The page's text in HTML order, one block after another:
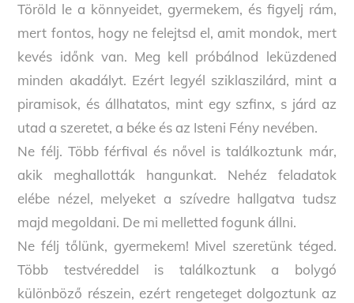
Töröld le a könnyeidet, gyermekem, és figyelj rám,
mert fontos, hogy ne felejtsd el, amit mondok, mert
kevés időnk van. Meg kell próbálnod leküzdened
minden akadályt. Ezért legyél sziklaszilárd, mint a
piramisok, és állhatatos, mint egy szfinx, s járd az
utad a szeretet, a béke és az Isteni Fény nevében.
Ne félj. Több férfival és nővel is találkoztunk már,
akik meghallották hangunkat. Nehéz feladatok
elébe nézel, melyeket a szívedre hallgatva tudsz
majd megoldani. De mi melletted fogunk állni.
Ne félj tőlünk, gyermekem! Mivel szeretünk téged.
Több testvéreddel is találkoztunk a bolygó
különböző részein, ezért rengeteget dolgoztunk az